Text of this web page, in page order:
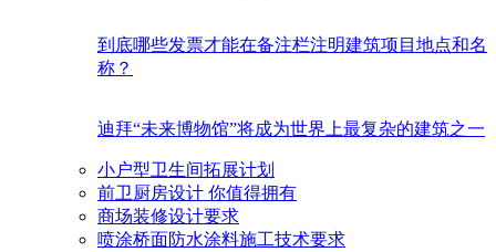
到底哪些发票才能在备注栏注明建筑项目地点和名
称？
迪拜“未来博物馆”将成为世界上最复杂的建筑之一
小户型卫生间拓展计划
前卫厨房设计 你值得拥有
商场装修设计要求
喷涂桥面防水涂料施工技术要求